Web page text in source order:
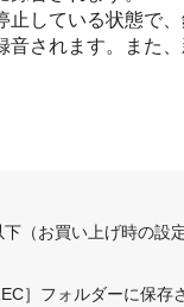
止している状態で
されます。また
（お買い上げ時の設
］フォルダーに保存